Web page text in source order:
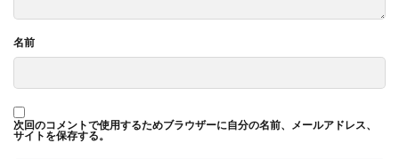
名前
次回のコメントで使用するためブラウザーに自分の名前、メールアドレス、
サイトを保存する。